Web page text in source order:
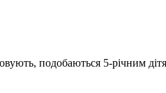
подобаються 5-річним